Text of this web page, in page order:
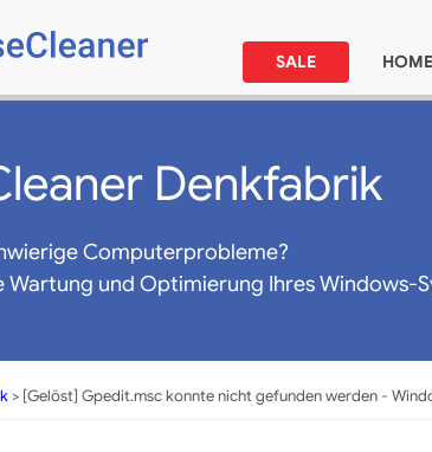
SALE HOME
Denkfabrik
Computerprobleme?
Wartung und Optimierung Ihres Windows-
> [Gelöst] Gpedit.msc konnte nicht gefunden werden -